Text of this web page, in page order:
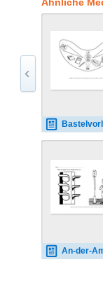
Bastelvorlage-Sonnenkappe-
An-der-